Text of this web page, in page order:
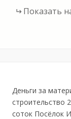
Показать
Деньги за
строительство
соток Посёлок